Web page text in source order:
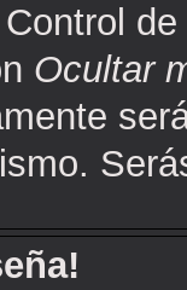
Ocultar